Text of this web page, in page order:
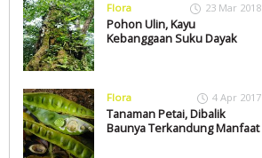
Flora 23 Mar 2018
Pohon Ulin, Kayu
Kebanggaan Suku Dayak
Flora 4 Apr 2017
Tanaman Petai, Dibalik
Baunya Terkandung Manfaat